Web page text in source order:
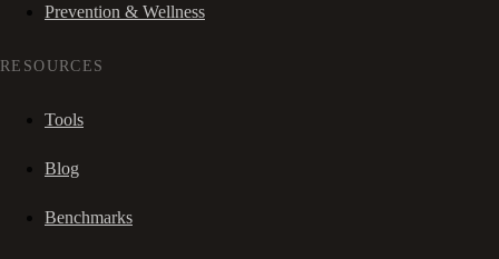
Prevention & Wellness
RESOURCES
Tools
Blog
Benchmarks